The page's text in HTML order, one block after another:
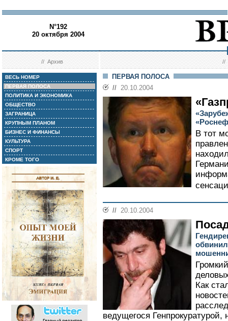
N°192
20 октября 2004
//Архив //
ВЕСЬ НОМЕР
ПЕРВАЯ ПОЛОСА
ПОЛИТИКА И ЭКОНОМИКА
ОБЩЕСТВО
ЗАГРАНИЦА
КРУПНЫМ ПЛАНОМ
БИЗНЕС И ФИНАНСЫ
КУЛЬТУРА
СПОРТ
КРОМЕ ТОГО
ПЕРВАЯ ПОЛОСА
// 20.10.2004
В тот
// 20.10.2004
Как
ведущегося